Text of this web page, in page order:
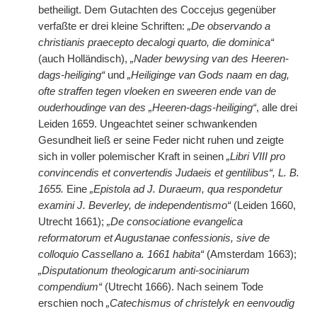
betheiligt. Dem Gutachten des Coccejus gegenüber
verfaßte er drei kleine Schriften: „De observando a
christianis praecepto decalogi quarto, die dominica“
(auch Holländisch), „Nader bewysing van des Heeren-
dags-heiliging“und „Heiliginge van Gods naam en dag,
ofte straffen tegen vloeken en sweeren ende van de
ouderhoudinge van des „Heeren-dags-heiliging“, alle drei
Leiden 1659. Ungeachtet seiner schwankenden
Gesundheit ließ er seine Feder nicht ruhen und zeigte
sich in voller polemischer Kraft in seinen „Libri VIII pro
convincendis et convertendis Judaeis et gentilibus“, L. B.
1655. Eine „Epistola ad J. Duraeum, qua respondetur
examini J. Beverley, de independentismo“(Leiden 1660,
Utrecht 1661); „De consociatione evangelica
reformatorum et Augustanae confessionis, sive de
colloquio Cassellano a. 1661 habita“(Amsterdam 1663);
„Disputationum theologicarum anti-sociniarum
compendium“(Utrecht 1666). Nach seinem Tode
erschien noch „Catechismus of christelyk en eenvoudig